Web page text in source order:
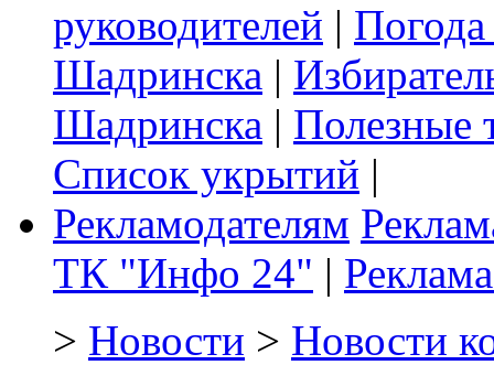
руководителей |
Шадринска |
Шадринска | Полезные
Список укрытий |
Рекламодателям
ТК "Инфо 24" |
> Новости > Новости